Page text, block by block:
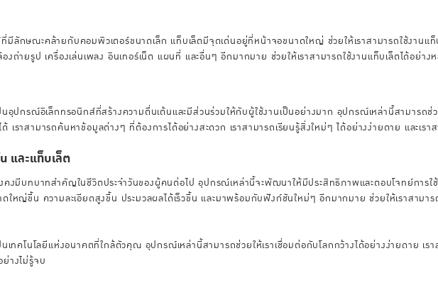
ลักษณะคล้ายกับคอมพิวเตอร์ขนาดเล็ก แท็บเล็ตมีจุดเด่นอยู่ที่หน้าจอขนาดใหญ่ ช่วยให้เราสามารถใช้งานแ
ถ่ายรูป เครื่องเล่นเพลง อินเทอร์เน็ต แผนที่ และอื่นๆ อีกมากมาย ช่วยให้เราสามารถใช้งานแท็บเล็ตได้อย่าง
อุปกรณ์อิเล็กทรอนิกส์ที่สร้างความตื่นเต้นและมีส่วนร่วมให้กับผู้ใช้งานเป็นอย่างมาก อุปกรณ์เหล่านี้สามารถช่ว
ราสามารถค้นหาข้อมูลต่างๆ ที่ต้องการได้อย่างสะดวก เราสามารถเรียนรู้สิ่งใหม่ๆ ได้อย่างง่ายดาย และเร
และแท็บเล็ต
งมีบทบาทสำคัญในชีวิตประจำวันของผู้คนต่อไป อุปกรณ์เหล่านี้จะพัฒนาให้มีประสิทธิภาพและตอบโจทย์การใ
ใหญ่ขึ้น ความละเอียดสูงขึ้น ประมวลผลได้เร็วขึ้น และมาพร้อมกับฟังก์ชันใหม่ๆ อีกมากมาย ช่วยให้เราสามา
ทคโนโลยีแห่งอนาคตที่ใกล้ตัวคุณ อุปกรณ์เหล่านี้สามารถช่วยให้เราเชื่อมต่อกับโลกกว้างได้อย่างง่ายดาย เรา
างไม่รู้จบ